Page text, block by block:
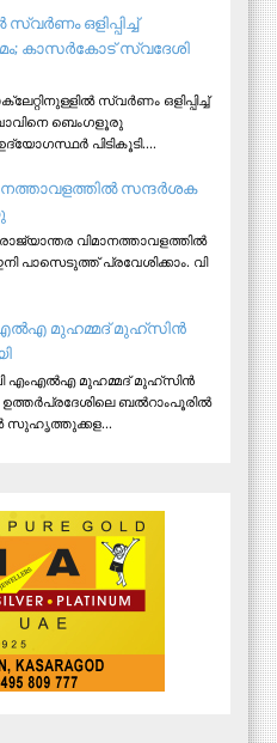
ഒളിപ്പിച്ച്
കാസർകോട് സ്വദേശി
സ്വർണം ഒളിപ്പിച്ച്
ബെംഗളൂരു
പിടികൂടി....
സ​ന്ദ​ർ​ശ​ക
വി​മാ​ന​ത്താ​വ​ള​ത്തി​ൽ
പാ​സെ​ടു​ത്ത് പ്ര​വേ​ശി​ക്കാം. വി​
മുഹമ്മദ് മുഹ്‌സിന്‍
എംഎല്‍എ മുഹമ്മദ് മുഹ്‌സിന്‍
ഉത്തര്‍പ്രദേശിലെ ബല്‍റാംപൂരില്‍
സുഹൃത്തുക്കള...